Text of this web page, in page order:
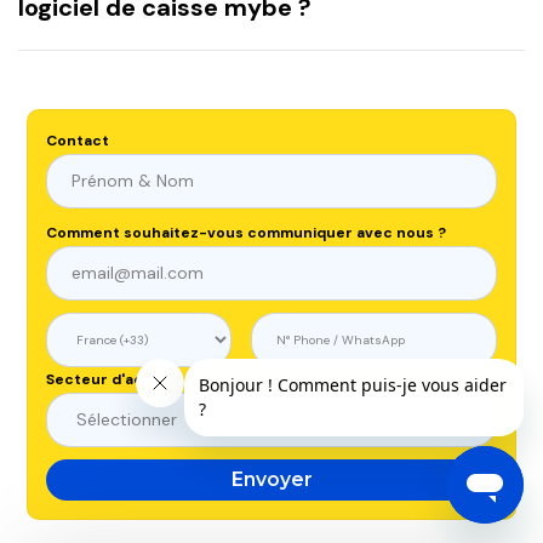
paramétrer les taxes et les taux de TVA.
logiciel de caisse mybe ?
Nous serions heureux de vous proposer une licence de
sans engagement notre logiciel de caisse. Pour cela,
contactez notre équipe commerciale par le biais d'un
des formulaire présent sur le site !
Contact
Comment souhaitez-vous communiquer avec nous ?
Secteur d'activité